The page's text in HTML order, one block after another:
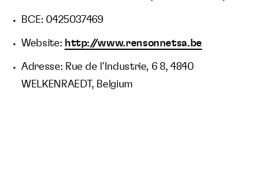
BCE: 0425037469
Website: http://www.rensonnetsa.be
Adresse: Rue de l'Industrie, 6 8, 4840
WELKENRAEDT, Belgium